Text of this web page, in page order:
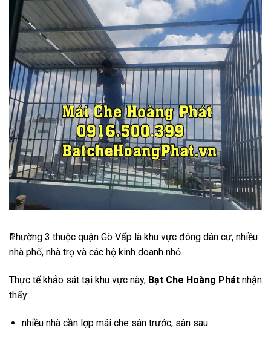
4
Phường 3 thuộc quận Gò Vấp là khu vực đông dân cư, nhiều
nhà phố, nhà trọ và các hộ kinh doanh nhỏ.
Thực tế khảo sát tại khu vực này, Bạt Che Hoàng Phát nhận
thấy:
nhiều nhà cần lợp mái che sân trước, sân sau